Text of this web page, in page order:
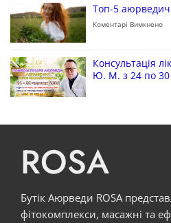
Топ-5
Коментарі Вимкнено
Консультація
Ю. М. з 24 по 30
ROSA
Бутік Аюрведи ROSA
фітокомплекси, масажні та